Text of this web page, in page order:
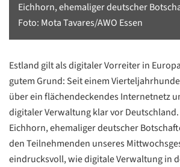
Eichhorn, ehemaliger deutscher
Foto: Mota Tavares/AWO Essen
Estland gilt als digitaler Vorreiter in
gutem Grund: Seit einem
über ein flächendeckendes Internetnetz
digitaler Verwaltung klar vor
Eichhorn, ehemaliger deutscher
den Teilnehmenden unseres
eindrucksvoll, wie digitale Verwaltung in